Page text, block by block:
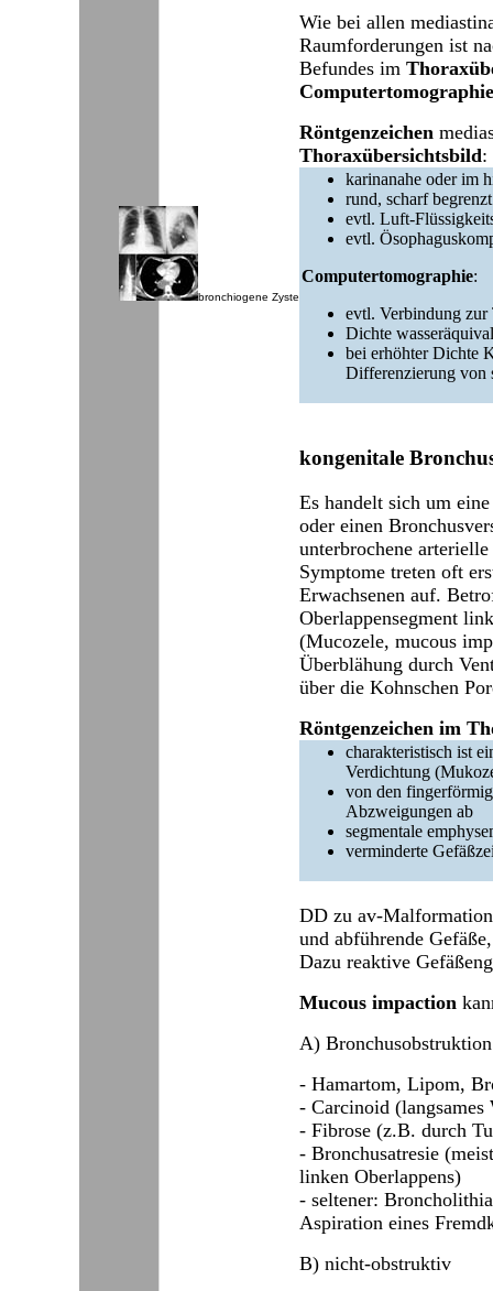
bronchiogene Zyste
Wie bei allen
Raumforderungen ist
Befundes im
Computertomographie
Röntgenzeichen
Thoraxübersichtsbild:
karinanahe oder im
rund, scharf begrenzt
evtl. Luft-
evtl.
Computertomographie:
evtl. Verbindung zur
Dichte
bei erhöhter Dichte
Differenzierung von
kongenitale
Es handelt sich um
oder einen
unterbrochene
Symptome treten oft
Erwachsenen auf.
Oberlappensegment
(Mucozele, mucous
Überblähung durch
über die Kohnschen
Röntgenzeichen im
charakteristisch ist
Verdichtung
von den
Abzweigungen ab
segmentale
verminderte
DD zu av-
und abführende
Dazu reaktive
Mucous impaction
A) Bronchusobstruktion
- Hamartom, Lipom,
- Carcinoid (langsames
- Fibrose (z.B. durch
- Bronchusatresie
linken Oberlappens)
- seltener:
Aspiration eines
B) nicht-obstruktiv